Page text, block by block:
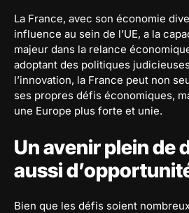
La France, avec son économie
influence au sein de l’UE, a la
majeur dans la relance
adoptant des politiques
l’innovation, la France peut non
ses propres défis économiques,
une Europe plus forte et unie.
Un avenir plein de
aussi
Bien que les défis soient